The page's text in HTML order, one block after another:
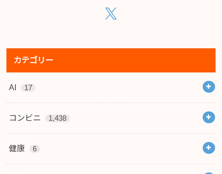
カテゴリー
AI 17
コンビニ 1,438
健康 6